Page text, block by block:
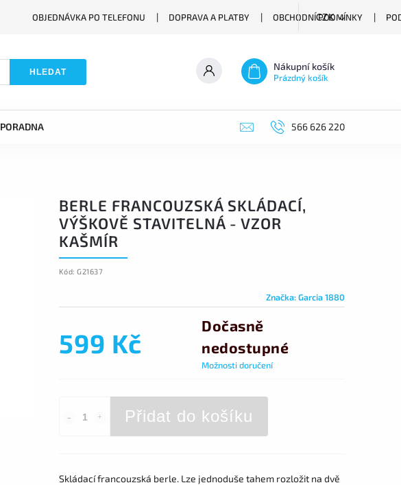
OBJEDNÁVKA PO TELEFONU DOPRAVA A PLATBY OBCHODNÍ PODMÍNKY
CZK
HLEDAT Nákupní košík
Prázdný košík
PORADNA 566 626 220
BERLE FRANCOUZSKÁ SKLÁDACÍ,
VÝŠKOVĚ STAVITELNÁ - VZOR
KAŠMÍR
Kód: G21637
Značka:Garcia 1880
599 Kč
Dočasně
nedostupné
Možnosti doručení
Přidat do košíku
Skládací francouzská berle. Lze jednoduše tahem rozložit na dvě